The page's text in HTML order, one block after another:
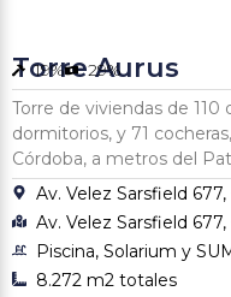
Torre Aurus
19%
29%
Torre de viviendas de
dormitorios, y 71
Córdoba, a metros del
Av. Velez Sarsfield
Av. Velez Sarsfield
Piscina, Solarium y
8.272 m2 totales